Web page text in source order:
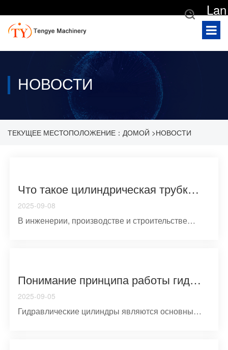
НОВОСТИ
ТЕКУЩЕЕ МЕСТОПОЛОЖЕНИЕ： ДОМОЙ >НОВОСТИ
Что такое цилиндрическая трубка Ключевые определения Материалы Приложения и производство
2025-09-08
В инженерии, производстве и строительстве
Понимание принципа работы гидравлических цилиндров, типов конструкции и технического обслуживания
2025-09-05
Гидравлические цилиндры являются основными
Lan
gua
ge